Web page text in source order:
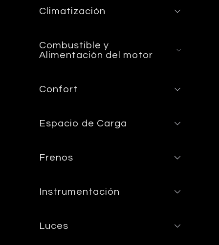
Climatización
Combustible y
Alimentación del motor
Confort
Espacio de Carga
Frenos
Instrumentación
Luces